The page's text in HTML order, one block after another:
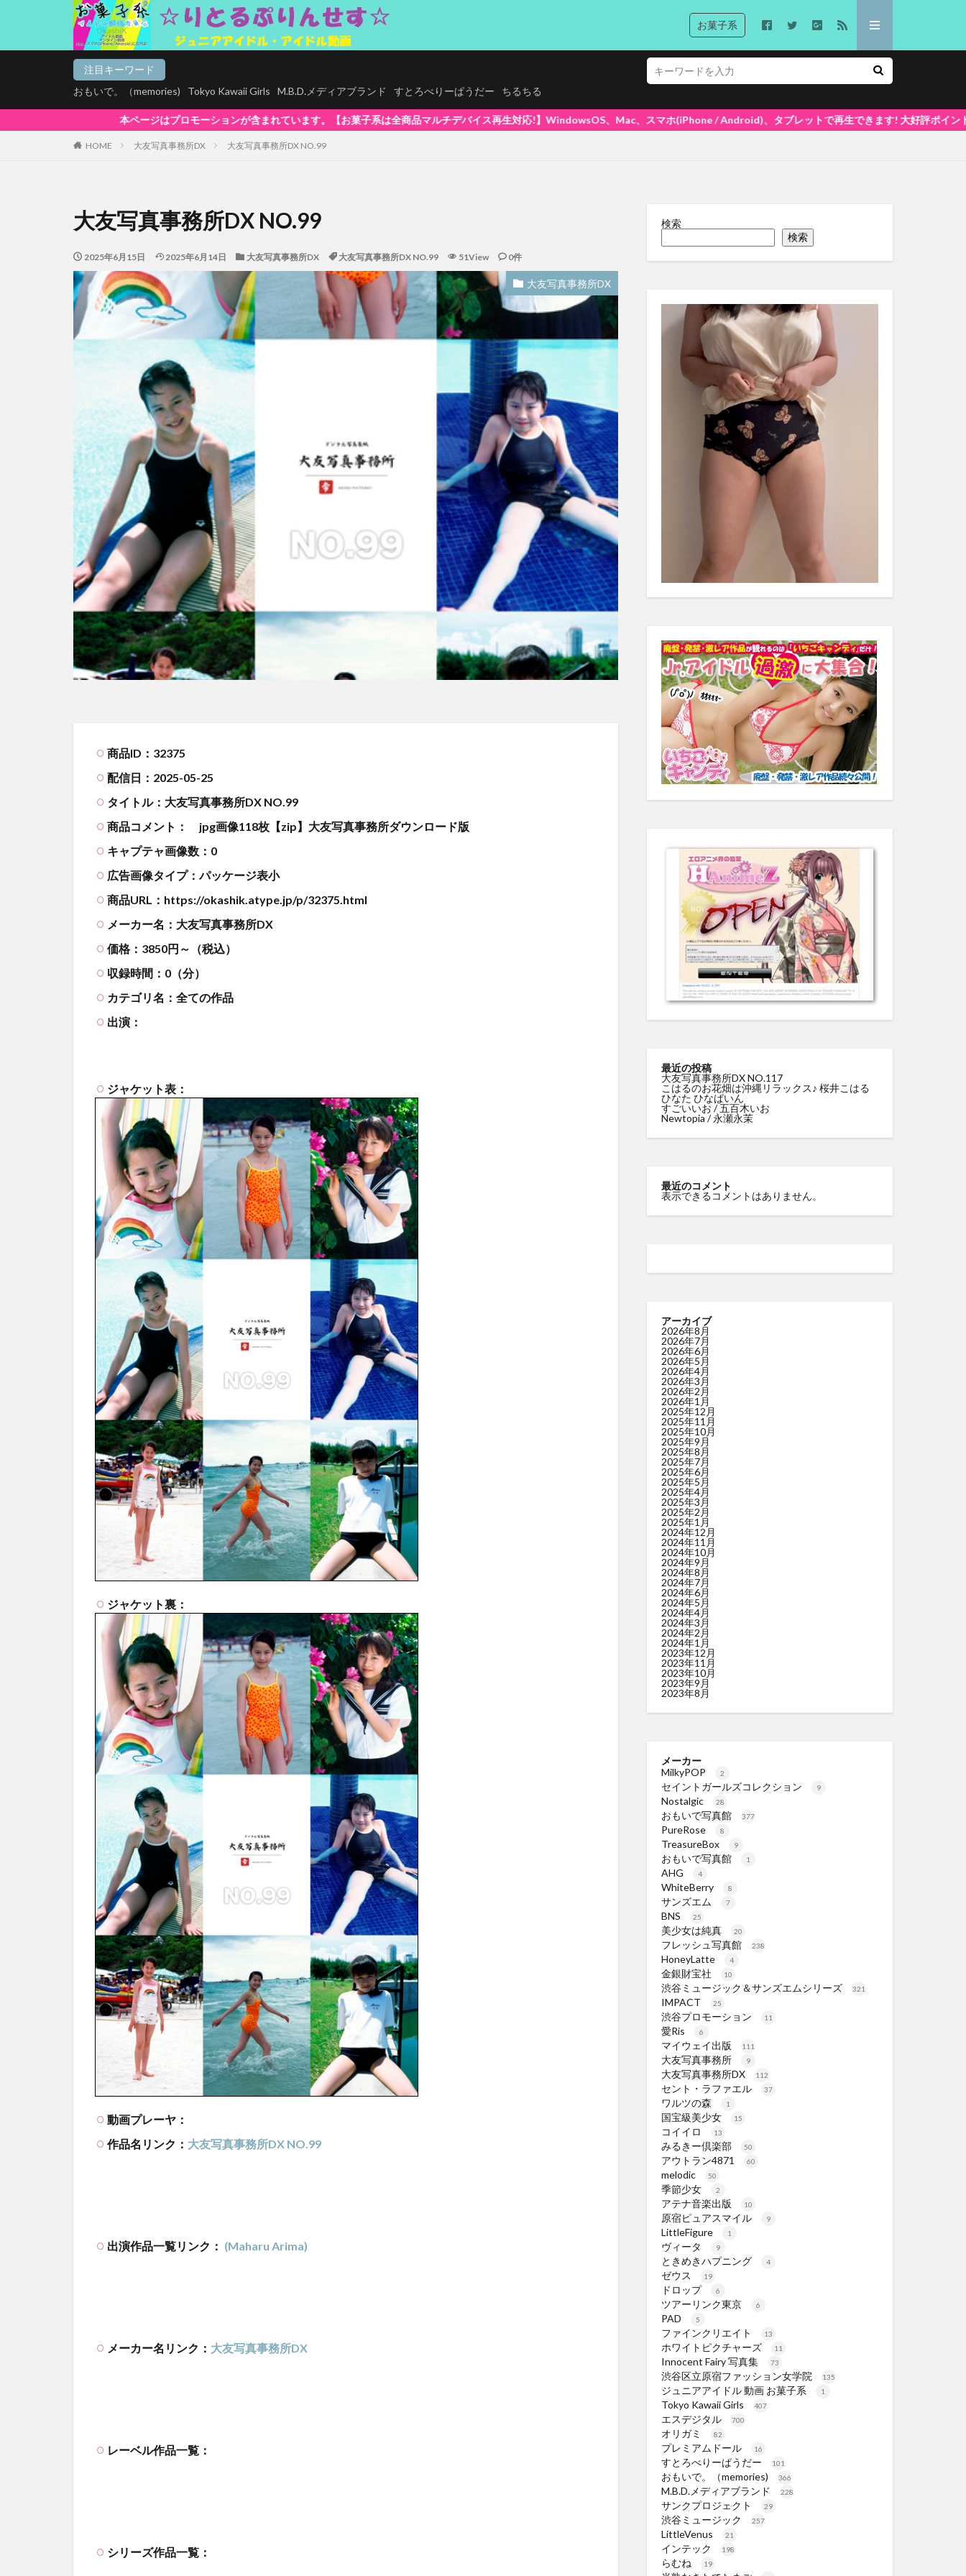
お菓子系
注目キーワード
おもいで。（memories)
Tokyo Kawaii Girls M.B.D.メディアブランド すとろべりーぱうだー ちるちる
ージはプロモーションが含まれています。【お菓子系は全商品マルチデバイス再生対応!】WindowsOS、Mac、スマホ(iPhone / Android)、タブレットで再生できます! 大好評ポイントシステム5%還元中(1ポイン
HOME 大友写真事務所DX 大友写真事務所DX NO.99
大友写真事務所DX NO.99
2025年6月15日 2025年6月14日 大友写真事務所DX 大友写真事務所DX NO.99 51View 0件
大友写真事務所DX
商品ID：32375
配信日：2025-05-25
タイトル：大友写真事務所DX NO.99
商品コメント：
jpg画像118枚【zip】大友写真事務所ダウンロード版
キャプテャ画像数：0
広告画像タイプ：パッケージ表小
商品URL：https://okashik.atype.jp/p/32375.html
メーカー名：大友写真事務所DX
価格：3850円～（税込）
収録時間：0（分）
カテゴリ名：全ての作品
出演：
ジャケット表：
ジャケット裏：
動画プレーヤ：
作品名リンク： 大友写真事務所DX NO.99
出演作品一覧リンク： (Maharu Arima)
メーカー名リンク： 大友写真事務所DX
レーベル作品一覧：
シリーズ作品一覧：
検索
検索
最近の投稿
大友写真事務所DX NO.117
こはるのお花畑は沖縄リラックス♪ 桜井こはる
ひなた ひなぱいん
すごいいお / 五百木いお
Newtopia / 永瀬永茉
最近のコメント
表示できるコメントはありません。
アーカイブ
2026年8月
2026年7月
2026年6月
2026年5月
2026年4月
2026年3月
2026年2月
2026年1月
2025年12月
2025年11月
2025年10月
2025年9月
2025年8月
2025年7月
2025年6月
2025年5月
2025年4月
2025年3月
2025年2月
2025年1月
2024年12月
2024年11月
2024年10月
2024年9月
2024年8月
2024年7月
2024年6月
2024年5月
2024年4月
2024年3月
2024年2月
2024年1月
2023年12月
2023年11月
2023年10月
2023年9月
2023年8月
メーカー
MilkyPOP
2
セイントガールズコレクション 9
Nostalgic 28
おもいで写真館 377
PureRose 8
TreasureBox 9
おもいで写真館 1
AHG 4
WhiteBerry 8
サンズエム 7
BNS 25
美少女は純真 20
フレッシュ写真館 238
HoneyLatte 4
金銀財宝社 10
渋谷ミュージック＆サンズエムシリーズ 321
IMPACT 25
渋谷プロモーション 11
愛Ris 6
マイウェイ出版 111
大友写真事務所 9
大友写真事務所DX 112
セント・ラファエル 37
ワルツの森 1
国宝級美少女 15
コイイロ 13
みるきー倶楽部 50
アウトラン4871 60
melodic 50
季節少女 2
アテナ音楽出版 10
原宿ピュアスマイル 9
LittleFigure 1
ヴィータ 9
ときめきハプニング 4
ゼウス 19
ドロップ 6
ツアーリンク東京 6
PAD 5
ファインクリエイト 13
ホワイトピクチャーズ 11
Innocent Fairy 写真集 73
渋谷区立原宿ファッション女学院 135
ジュニアアイドル 動画 お菓子系 1
Tokyo Kawaii Girls 407
エスデジタル 700
オリガミ 82
プレミアムドール 16
すとろべりーぱうだー 101
おもいで。（memories) 366
M.B.D.メディアブランド 228
サンクプロジェクト 29
渋谷ミュージック 257
LittleVenus 21
インテック 198
らむね 19